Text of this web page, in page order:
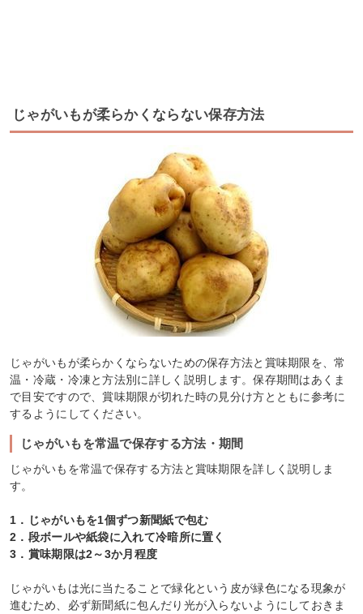
じゃがいもが柔らかくならない保存方法
じゃがいもが柔らかくならないための保存方法と賞味期限を、常
温・冷蔵・冷凍と方法別に詳しく説明します。保存期間はあくま
で目安ですので、賞味期限が切れた時の見分け方とともに参考に
するようにしてください。
じゃがいもを常温で保存する方法・期間
じゃがいもを常温で保存する方法と賞味期限を詳しく説明しま
す。
1．じゃがいもを1個ずつ新聞紙で包む
2．段ボールや紙袋に入れて冷暗所に置く
3．賞味期限は2～3か月程度
じゃがいもは光に当たることで緑化という皮が緑色になる現象が
進むため、必ず新聞紙に包んだり光が入らないようにしておきま